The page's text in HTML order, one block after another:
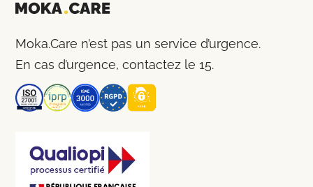
Moka.Care n’est pas un service d’urgence.
En cas d’urgence, contactez le 15.